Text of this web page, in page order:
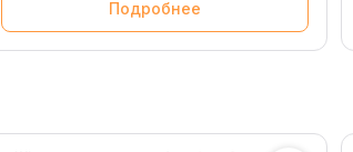
Подробнее